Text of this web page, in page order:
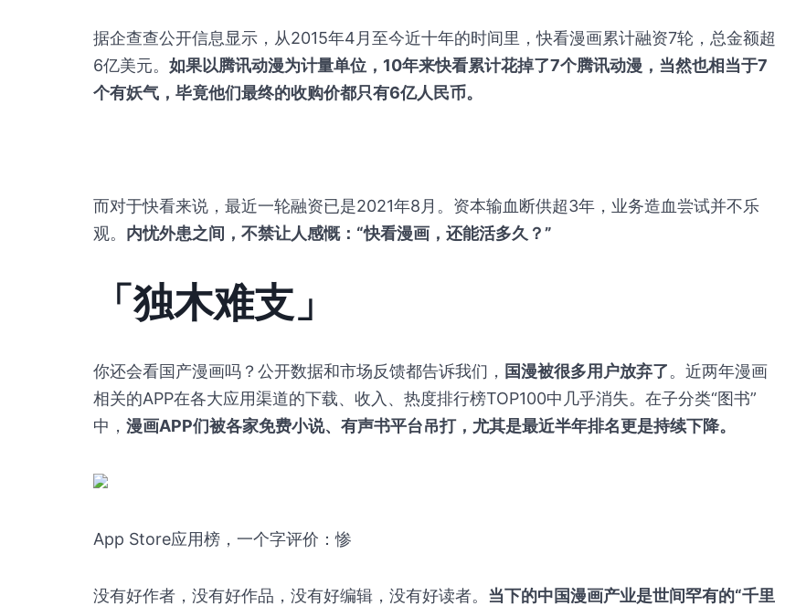
据企查查公开信息显示，从2015年4月至今近十年的时间里，快看漫画累计融资7轮，总金额超
6亿美元。 如果以腾讯动漫为计量单位，10年来快看累计花掉了7个腾讯动漫，当然也相当于7
个有妖气，毕竟他们最终的收购价都只有6亿人民币。
而对于快看来说，最近一轮融资已是2021年8月。资本输血断供超3年，业务造血尝试并不乐
观。 内忧外患之间，不禁让人感慨：“快看漫画，还能活多久？”
「独木难支」
你还会看国产漫画吗？公开数据和市场反馈都告诉我们， 国漫被很多用户放弃了。近两年漫画
相关的APP在各大应用渠道的下载、收入、热度排行榜TOP100中几乎消失。在子分类“图书”
中， 漫画APP们被各家免费小说、有声书平台吊打，尤其是最近半年排名更是持续下降。
App Store应用榜，一个字评价：惨
没有好作者，没有好作品，没有好编辑，没有好读者。 当下的中国漫画产业是世间罕有的“千里